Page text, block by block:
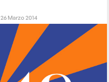
26 Marzo 2014